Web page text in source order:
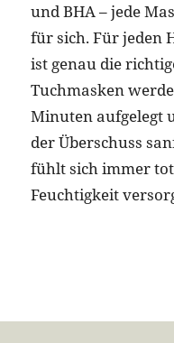
und BHA – jede
für sich. Für jeden
ist genau die
Tuchmasken
Minuten aufgelegt
der Überschuss
fühlt sich immer
Feuchtigkeit